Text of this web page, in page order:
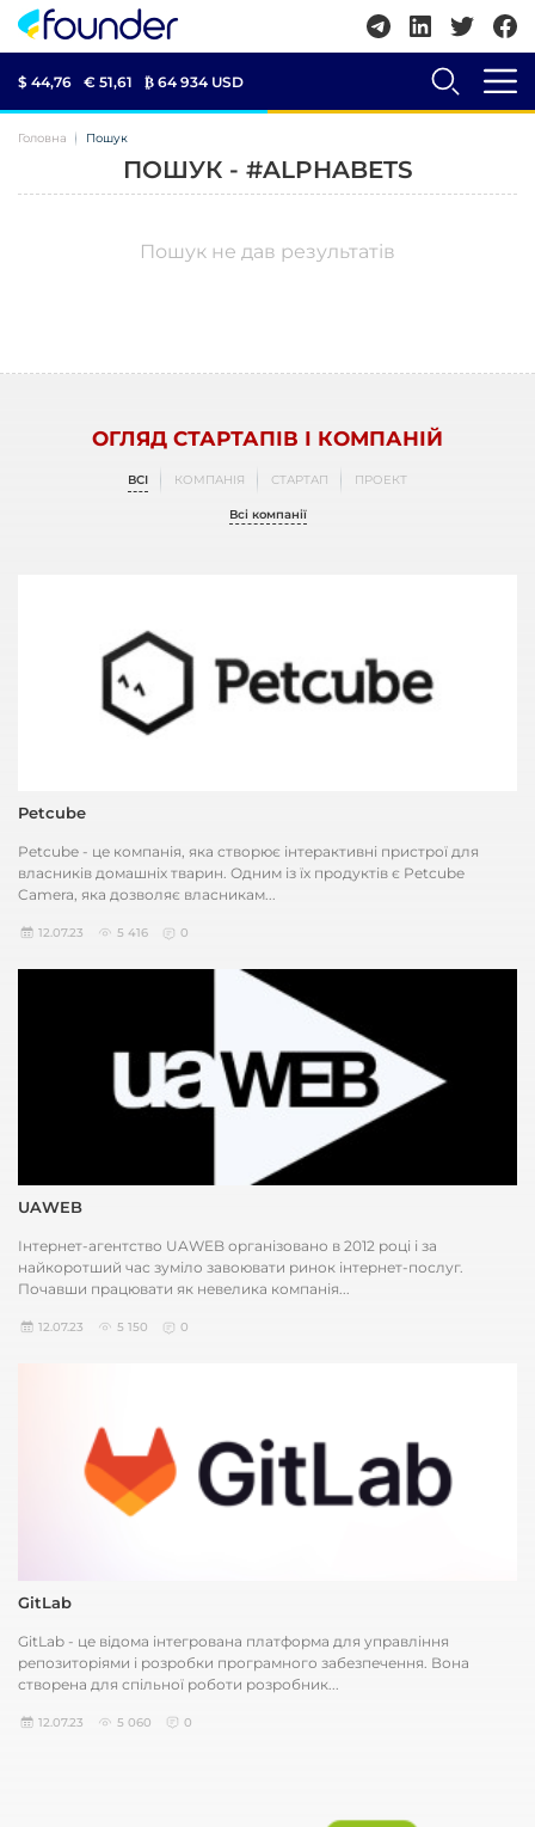
$ 44,76 € 51,61 ₿ 64 934 USD
Головна Пошук
ПОШУК - #ALPHABETS
Пошук не дав результатів
ОГЛЯД СТАРТАПІВ І КОМПАНІЙ
ВСІ КОМПАНІЯ СТАРТАП ПРОЕКТ
Всі компанії
Petcube
Petcube - це компанія, яка створює інтерактивні пристрої для
власників домашніх тварин. Одним із їх продуктів є Petcube
Camera, яка дозволяє власникам...
12.07.23 5 416 0
UAWEB
Інтернет-агентство UAWEB організовано в 2012 році і за
найкоротший час зуміло завоювати ринок інтернет-послуг.
Почавши працювати як невелика компанія...
12.07.23 5 150 0
GitLab
GitLab - це відома інтегрована платформа для управління
репозиторіями і розробки програмного забезпечення. Вона
створена для спільної роботи розробник...
12.07.23 5 060 0